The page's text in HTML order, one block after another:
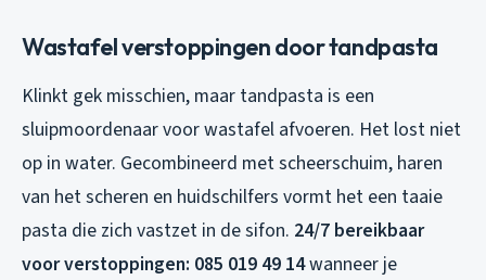
Wastafel verstoppingen door tandpasta
Klinkt gek misschien, maar tandpasta is een
sluipmoordenaar voor wastafel afvoeren. Het lost niet
op in water. Gecombineerd met scheerschuim, haren
van het scheren en huidschilfers vormt het een taaie
pasta die zich vastzet in de sifon. 24/7 bereikbaar
voor verstoppingen: 085 019 49 14wanneer je